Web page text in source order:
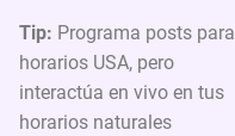
Tip: Programa posts para
horarios USA, pero
interactúa en vivo en tus
horarios naturales